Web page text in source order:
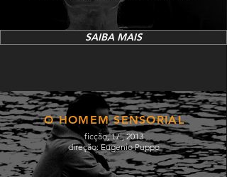
SAIBA MAIS
O HOMEM SENSORIAL
ficção, 17', 2013
direção: Eugenio Puppo